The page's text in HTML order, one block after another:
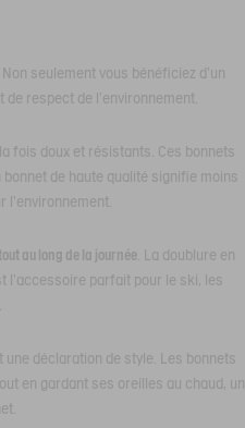
seulement vous bénéficiez d'un
respect de l'environnement.
fois doux et résistants. Ces bonnets
de haute qualité signifie moins
l'environnement.
au long de la journée. La doublure en
l'accessoire parfait pour le ski, les
déclaration de style. Les bonnets
en gardant ses oreilles au chaud, un